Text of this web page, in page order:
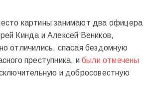
картины занимают два офицера
Кинда и Алексей Веников,
отличились, спасая бездомную
преступника, и были отмечены
и добросовестную